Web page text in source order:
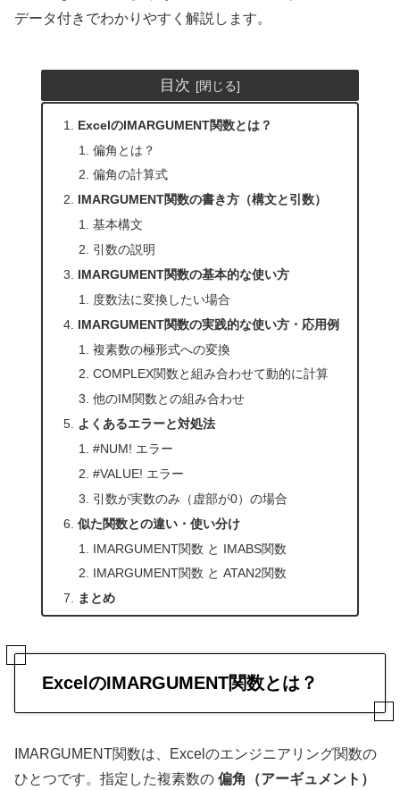
データ付きでわかりやすく解説します。
目次
ExcelのIMARGUMENT関数とは？
偏角とは？
偏角の計算式
IMARGUMENT関数の書き方（構文と引数）
基本構文
引数の説明
IMARGUMENT関数の基本的な使い方
度数法に変換したい場合
IMARGUMENT関数の実践的な使い方・応用例
複素数の極形式への変換
COMPLEX関数と組み合わせて動的に計算
他のIM関数との組み合わせ
よくあるエラーと対処法
#NUM! エラー
#VALUE! エラー
引数が実数のみ（虚部が0）の場合
似た関数との違い・使い分け
IMARGUMENT関数 と IMABS関数
IMARGUMENT関数 と ATAN2関数
まとめ
ExcelのIMARGUMENT関数とは？
IMARGUMENT関数は、Excelのエンジニアリング関数の
ひとつです。指定した複素数の 偏角（アーギュメント）